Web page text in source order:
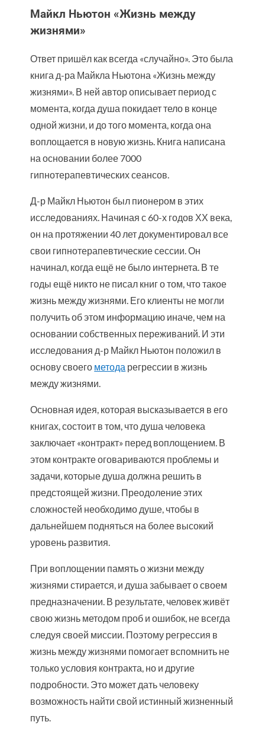
Майкл Ньютон «Жизнь между
жизнями»
Ответ пришёл как всегда «случайно». Это была
книга д-ра Майкла Ньютона «Жизнь между
жизнями». В ней автор описывает период с
момента, когда душа покидает тело в конце
одной жизни, и до того момента, когда она
воплощается в новую жизнь. Книга написана
на основании более 7000
гипнотерапевтических сеансов.
Д-р Майкл Ньютон был пионером в этих
исследованиях. Начиная с 60-х годов ХХ века,
он на протяжении 40 лет документировал все
свои гипнотерапевтические сессии. Он
начинал, когда ещё не было интернета. В те
годы ещё никто не писал книг о том, что такое
жизнь между жизнями. Его клиенты не могли
получить об этом информацию иначе, чем на
основании собственных переживаний. И эти
исследования д-р Майкл Ньютон положил в
основу своего метода регрессии в жизнь
между жизнями.
Основная идея, которая высказывается в его
книгах, состоит в том, что душа человека
заключает «контракт» перед воплощением. В
этом контракте оговариваются проблемы и
задачи, которые душа должна решить в
предстоящей жизни. Преодоление этих
сложностей необходимо душе, чтобы в
дальнейшем подняться на более высокий
уровень развития.
При воплощении память о жизни между
жизнями стирается, и душа забывает о своем
предназначении. В результате, человек живёт
свою жизнь методом проб и ошибок, не всегда
следуя своей миссии. Поэтому регрессия в
жизнь между жизнями помогает вспомнить не
только условия контракта, но и другие
подробности. Это может дать человеку
возможность найти свой истинный жизненный
путь.